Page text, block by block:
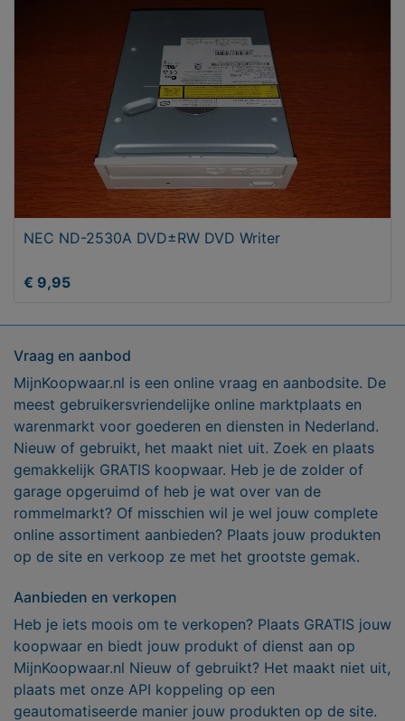
NEC ND-2530A DVD±RW DVD Writer
€ 9,95
Vraag en aanbod
MijnKoopwaar.nl is een online vraag en aanbodsite. De
meest gebruikersvriendelijke online marktplaats en
warenmarkt voor goederen en diensten in Nederland.
Nieuw of gebruikt, het maakt niet uit. Zoek en plaats
gemakkelijk GRATIS koopwaar. Heb je de zolder of
garage opgeruimd of heb je wat over van de
rommelmarkt? Of misschien wil je wel jouw complete
online assortiment aanbieden? Plaats jouw produkten
op de site en verkoop ze met het grootste gemak.
Aanbieden en verkopen
Heb je iets moois om te verkopen? Plaats GRATIS jouw
koopwaar en biedt jouw produkt of dienst aan op
MijnKoopwaar.nl Nieuw of gebruikt? Het maakt niet uit,
plaats met onze API koppeling op een
geautomatiseerde manier jouw produkten op de site.